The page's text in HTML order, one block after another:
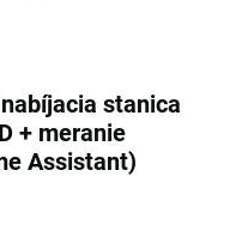
nabíjacia stanica
+ meranie
Assistant)